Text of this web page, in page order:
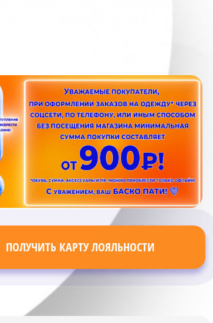
ПОЛУЧИТЬ КАРТУ ЛОЯЛЬНОСТИ